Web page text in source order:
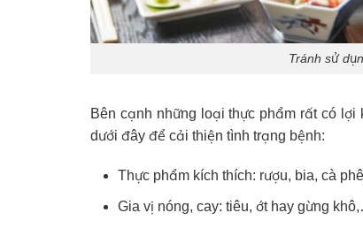
Tránh sử
Bên cạnh những loại thực phẩm rất có
dưới đây để cải thiện tình trạng bệnh:
Thực phẩm kích thích: rượu, bia, cà
Gia vị nóng, cay: tiêu, ớt hay gừng